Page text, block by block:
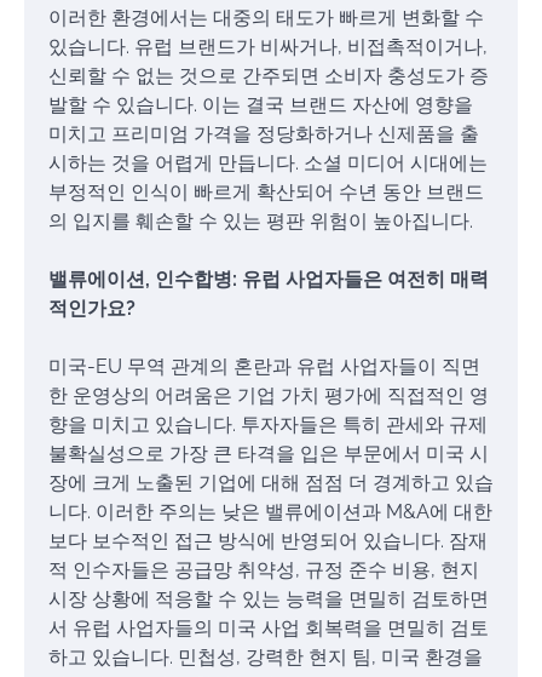
이러한 환경에서는 대중의 태도가 빠르게 변화할 수
있습니다. 유럽 브랜드가 비싸거나, 비접촉적이거나,
신뢰할 수 없는 것으로 간주되면 소비자 충성도가 증
발할 수 있습니다. 이는 결국 브랜드 자산에 영향을
미치고 프리미엄 가격을 정당화하거나 신제품을 출
시하는 것을 어렵게 만듭니다. 소셜 미디어 시대에는
부정적인 인식이 빠르게 확산되어 수년 동안 브랜드
의 입지를 훼손할 수 있는 평판 위험이 높아집니다.
밸류에이션, 인수합병: 유럽 사업자들은 여전히 매력
적인가요?
미국-EU 무역 관계의 혼란과 유럽 사업자들이 직면
한 운영상의 어려움은 기업 가치 평가에 직접적인 영
향을 미치고 있습니다. 투자자들은 특히 관세와 규제
불확실성으로 가장 큰 타격을 입은 부문에서 미국 시
장에 크게 노출된 기업에 대해 점점 더 경계하고 있습
니다. 이러한 주의는 낮은 밸류에이션과 M&A에 대한
보다 보수적인 접근 방식에 반영되어 있습니다. 잠재
적 인수자들은 공급망 취약성, 규정 준수 비용, 현지
시장 상황에 적응할 수 있는 능력을 면밀히 검토하면
서 유럽 사업자들의 미국 사업 회복력을 면밀히 검토
하고 있습니다. 민첩성, 강력한 현지 팀, 미국 환경을